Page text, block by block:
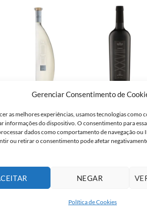
Gerenciar Consentimento de
as melhores experiências, usamos tecnologias como
informações do dispositivo. O consentimento para
dados como comportamento de navegação ou
ou retirar o consentimento pode afetar
NEGAR
Política de Cookies
BRASIL
ARGENTA LA
JOVEM
SAUVIGNON
BRASIL
ARGENTA
TERROIR XXVII
MERLOT TINTO
004